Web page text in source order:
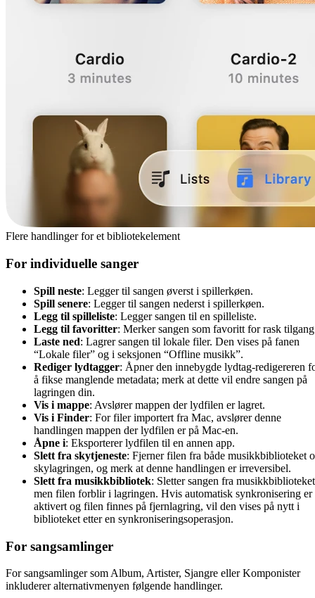
Flere handlinger for et bibliotekelement
For individuelle sanger
Spill neste: Legger til sangen øverst i spillerkøen.
Spill senere: Legger til sangen nederst i spillerkøen.
Legg til spilleliste: Legger sangen til en spilleliste.
Legg til favoritter: Merker sangen som favoritt for rask
Laste ned: Lagrer sangen til lokale filer. Den vises på fanen
“Lokale filer” og i seksjonen “Offline musikk”.
Rediger lydtagger: Åpner den innebygde lydtag-redigereren
å fikse manglende metadata; merk at dette vil endre sangen på
lagringen din.
Vis i mappe: Avslører mappen der lydfilen er lagret.
Vis i Finder: For filer importert fra Mac, avslører denne
handlingen mappen der lydfilen er på Mac-en.
Åpne i: Eksporterer lydfilen til en annen app.
Slett fra skytjeneste: Fjerner filen fra både musikkbiblioteket
skylagringen, og merk at denne handlingen er irreversibel.
Slett fra musikkbibliotek: Sletter sangen fra
men filen forblir i lagringen. Hvis automatisk synkronisering er
aktivert og filen finnes på fjernlagring, vil den vises på nytt i
biblioteket etter en synkroniseringsoperasjon.
For sangsamlinger
For sangsamlinger som Album, Artister, Sjangre eller Komponister
inkluderer alternativmenyen følgende handlinger.